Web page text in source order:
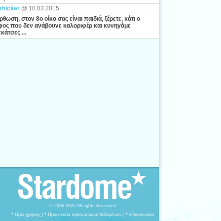
@ 10.03.2015
στον 8ο οίκο σας είναι παιδιά, ξέρετε, κάτι ο
που δεν ανάβουνε καλοριφέρ και κυνηγάμε
...
© 2006-2025 All rights Reserved
* Όροι χρήσης
* Προστασία προσωπικών δεδομένων * Επικοινωνία